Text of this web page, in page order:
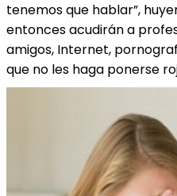
tenemos que hablar”,
entonces acudirán a
amigos, Internet,
que no les haga ponerse